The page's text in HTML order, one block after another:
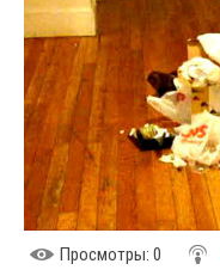
Просмотры: 0